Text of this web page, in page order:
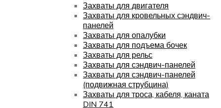
Захваты для двигателя
Захваты для кровельных сэндвич-
панелей
Захваты для опалубки
Захваты для подъема бочек
Захваты для рельс
Захваты для сэндвич-панелей
Захваты для сэндвич-панелей
(подвижная струбцина)
Захваты для троса, кабеля, каната
DIN 741